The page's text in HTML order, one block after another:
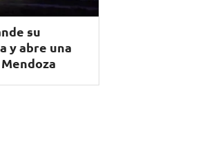
su
y abre una